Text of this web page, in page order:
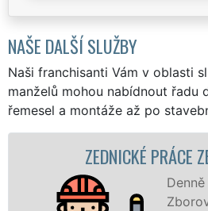
NAŠE DALŠÍ SLUŽBY
Naši franchisanti Vám v oblasti
manželů mohou nabídnout řadu
řemesel a montáže až po
ZEDNICKÉ PRÁCE